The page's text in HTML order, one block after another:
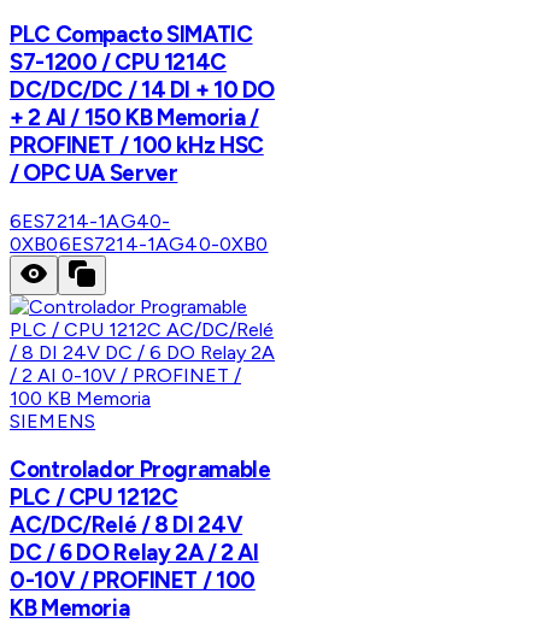
PLC Compacto SIMATIC
S7-1200 / CPU 1214C
DC/DC/DC / 14 DI + 10 DO
+ 2 AI / 150 KB Memoria /
PROFINET / 100 kHz HSC
/ OPC UA Server
6ES7214-1AG40-
0XB06ES7214-1AG40-0XB0
SIEMENS
Controlador Programable
PLC / CPU 1212C
AC/DC/Relé / 8 DI 24V
DC / 6 DO Relay 2A / 2 AI
0-10V / PROFINET / 100
KB Memoria